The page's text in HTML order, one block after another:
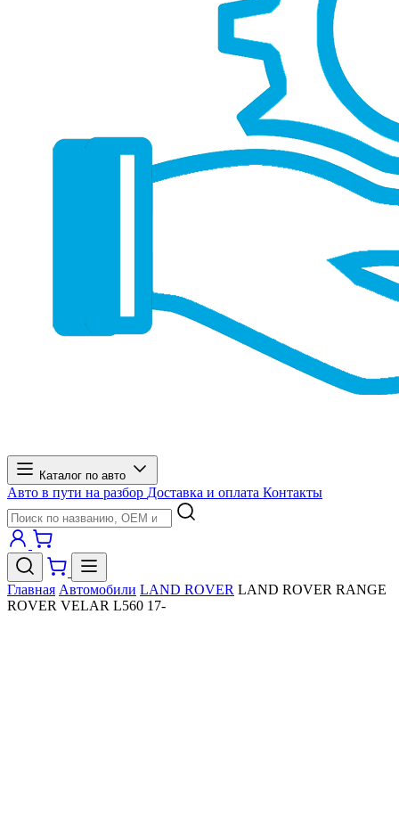
Каталог по авто
Авто в пути на разбор Доставка и оплата Контакты
Главная Автомобили LAND ROVER LAND ROVER RANGE
ROVER VELAR L560 17-